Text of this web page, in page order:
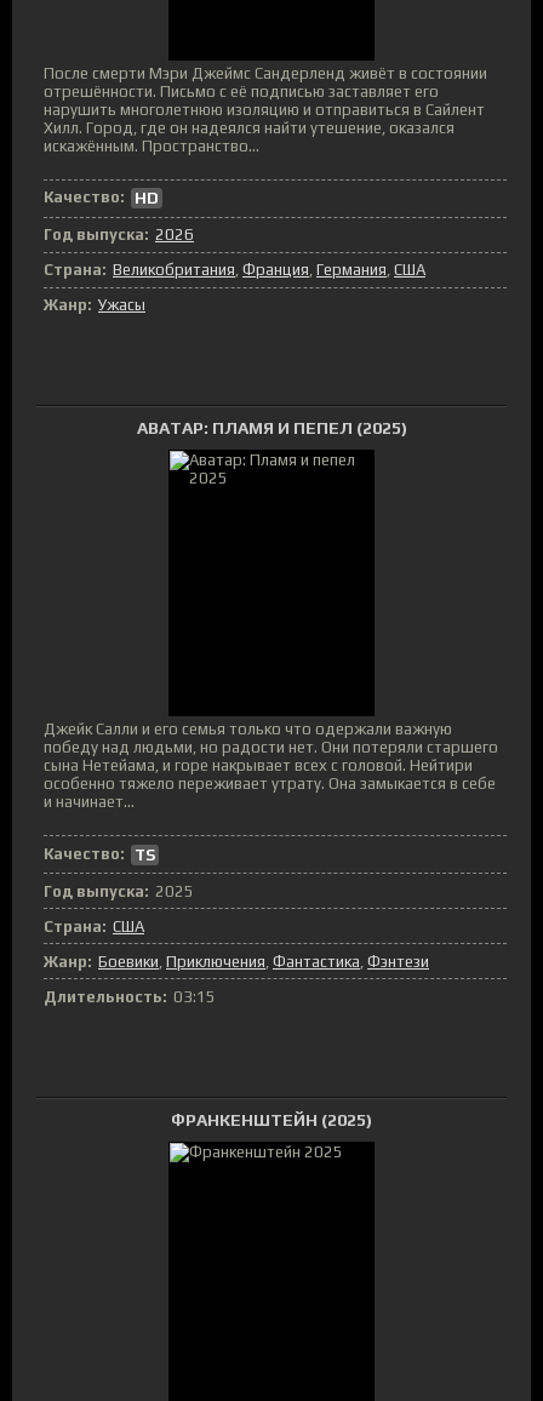
После смерти Мэри Джеймс Сандерленд живёт в состоянии
отрешённости. Письмо с её подписью заставляет его
нарушить многолетнюю изоляцию и отправиться в Сайлент
Хилл. Город, где он надеялся найти утешение, оказался
искажённым. Пространство...
Качество:
HD
Год выпуска: 2026
Страна: Великобритания, Франция, Германия, США
Жанр: Ужасы
АВАТАР: ПЛАМЯ И ПЕПЕЛ (2025)
Джейк Салли и его семья только что одержали важную
победу над людьми, но радости нет. Они потеряли старшего
сына Нетейама, и горе накрывает всех с головой. Нейтири
особенно тяжело переживает утрату. Она замыкается в себе
и начинает...
Качество:
TS
Год выпуска: 2025
Страна: США
Жанр: Боевики Приключения Фантастика Фэнтези
Длительность: 03:15
ФРАНКЕНШТЕЙН (2025)